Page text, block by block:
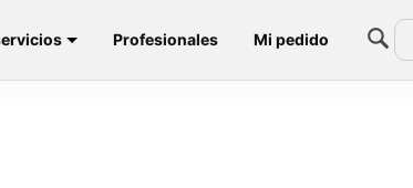
Profesionales Mi pedido